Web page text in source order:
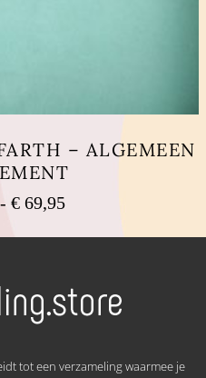
– ALGEMEEN
- €69,95Prijsklasse:
tot
variaties.
Deze
gekozen
tot een verzameling waarmee je